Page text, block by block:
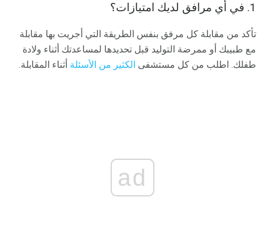
1. في أي مرافق لديك امتيازات؟
تأكد من مقابلة كل مرفق بنفس الطريقة التي أجريت بها مقابلة
مع طبيبك أو ممرضة التوليد قبل تحديدها لمساعدتك أثناء ولادة
طفلك. اطلب من كل مستشفى الكثير من الأسئلة أثناء المقابلة.
ad